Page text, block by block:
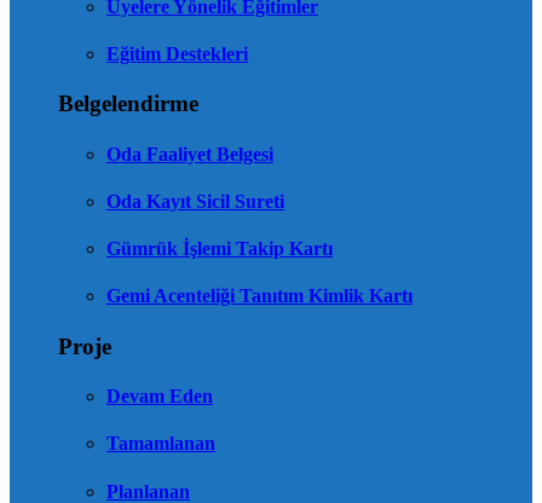
Üyelere Yönelik Eğitimler
Eğitim Destekleri
Belgelendirme
Oda Faaliyet Belgesi
Oda Kayıt Sicil Sureti
Gümrük İşlemi Takip Kartı
Gemi Acenteliği Tanıtım Kimlik Kartı
Proje
Devam Eden
Tamamlanan
Planlanan